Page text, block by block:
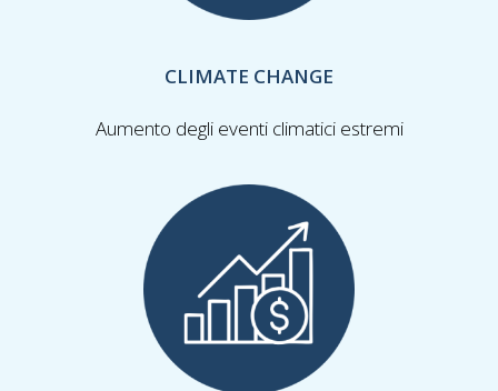
CLIMATE CHANGE
Aumento degli eventi climatici estremi